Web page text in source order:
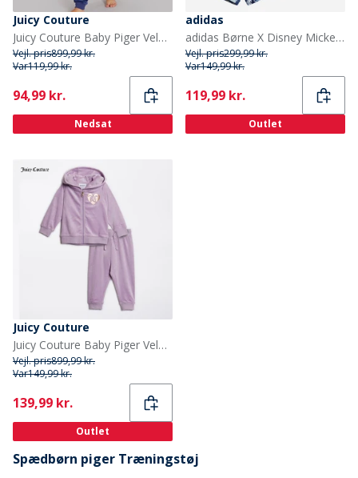
Juicy Couture
Juicy Couture Baby Piger Velour Hjerte Logo Træningssæt Blåkopi
Vejl. pris899,99 kr.
Var119,99 kr.
Current
94,99 kr.
Nedsat
adidas
adidas Børne X Disney Mickey Mouse T-shirt og shorts sæt Dark Blue/Crew Yellow
Vejl. pris299,99 kr.
Var149,99 kr.
Current
119,99 kr.
Outlet
Juicy Couture
Juicy Couture Baby Piger Velour Træningsdragt Lavendel
Vejl. pris899,99 kr.
Var149,99 kr.
Current
139,99 kr.
Outlet
Spædbørn piger Træningstøj